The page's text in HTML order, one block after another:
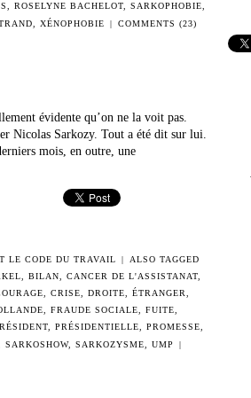
ROSELYNE BACHELOT, SARKOPHOBIE
XÉNOPHOBIE | COMMENTS (23)
évidente qu’on ne la voit pas.
Nicolas Sarkozy. Tout a été dit sur lui.
mois, en outre, une
LE CODE DU TRAVAIL |
ALSO TAGGED
BILAN CANCER DE L'ASSISTANAT,
CRISE DROITE ÉTRANGER
FRAUDE SOCIALE FUITE
, PRÉSIDENTIELLE PROMESSE
SARKOSHOW, SARKOZYSME UMP
|